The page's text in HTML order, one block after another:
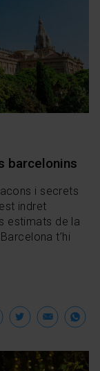
barcelonins
i secrets
indret
estimats de la
t’hi
Facebook
Twitter